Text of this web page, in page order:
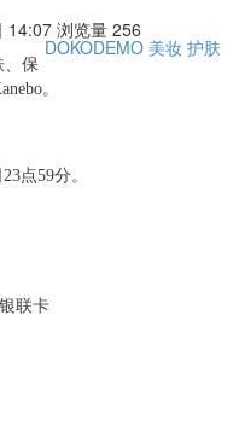
14:07 浏览量 256
DOKODEMO 美妆 护肤
、保
。
点59分。
联卡